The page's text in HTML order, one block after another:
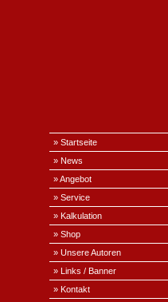
» Startseite
» News
» Angebot
» Service
» Kalkulation
» Shop
» Unsere Autoren
» Links / Banner
» Kontakt